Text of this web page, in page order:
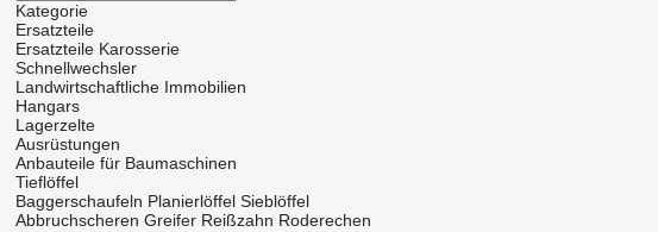
Kategorie
Ersatzteile
Ersatzteile Karosserie
Schnellwechsler
Landwirtschaftliche Immobilien
Hangars
Lagerzelte
Ausrüstungen
Anbauteile für Baumaschinen
Tieflöffel
Baggerschaufeln Planierlöffel Sieblöffel
Abbruchscheren Greifer Reißzahn Roderechen